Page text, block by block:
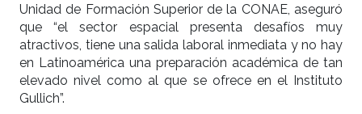
Unidad de Formación Superior de la CONAE, aseguró
que “el sector espacial presenta desafíos muy
atractivos, tiene una salida laboral inmediata y no hay
en Latinoamérica una preparación académica de tan
elevado nivel como al que se ofrece en el Instituto
Gullich”.